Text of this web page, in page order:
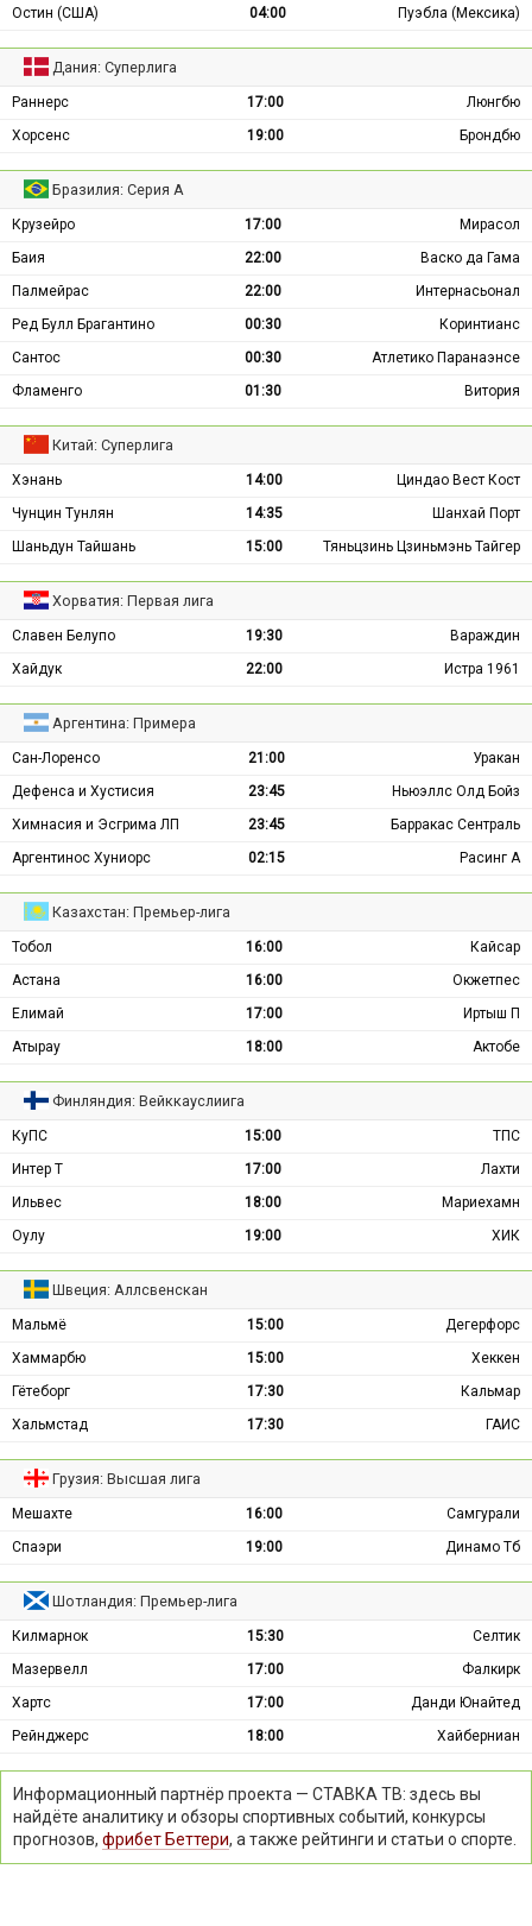
Остин (США)
04:00 Пуэбла (Мексика)
Дания: Суперлига
Раннерс 17:00
Люнгбю
Хорсенс
19:00 Брондбю
Бразилия: Серия А
Крузейро 17:00
Мирасол
Баия
22:00
Васко да Гама
Палмейрас
22:00
Интернасьонал
Ред Булл Брагантино
00:30
Коринтианс
Сантос
00:30
Атлетико Паранаэнсе
Фламенго
01:30 Витория
Китай: Суперлига
Хэнань 14:00
Циндао Вест Кост
Чунцин Тунлян
14:35
Шанхай Порт
Шаньдун Тайшань
15:00 Тяньцзинь Цзиньмэнь Тайгер
Хорватия: Первая лига
Славен Белупо 19:30
Вараждин
Хайдук
22:00 Истра 1961
Аргентина: Примера
Сан-Лоренсо 21:00
Уракан
Дефенса и Хустисия
23:45
Ньюэллс Олд Бойз
Химнасия и Эсгрима ЛП
23:45
Барракас Сентраль
Аргентинос Хуниорс
02:15 Расинг А
Казахстан: Премьер-лига
Тобол 16:00
Кайсар
Астана
16:00
Окжетпес
Елимай
17:00
Иртыш П
Атырау
18:00 Актобе
Финляндия: Вейккауслиига
КуПС 15:00
ТПС
Интер Т
17:00
Лахти
Ильвес
18:00
Мариехамн
Оулу
19:00 ХИК
Швеция: Аллсвенскан
Мальмё 15:00
Дегерфорс
Хаммарбю
15:00
Хеккен
Гётеборг
17:30
Кальмар
Хальмстад
17:30 ГАИС
Грузия: Высшая лига
Мешахте 16:00
Самгурали
Спаэри
19:00 Динамо Тб
Шотландия: Премьер-лига
Килмарнок 15:30
Селтик
Мазервелл
17:00
Фалкирк
Хартс
17:00
Данди Юнайтед
Рейнджерс
18:00 Хайберниан
Информационный партнёр проекта — СТАВКА ТВ: здесь вы
найдёте аналитику и обзоры спортивных событий, конкурсы
прогнозов, фрибет Беттери, а также рейтинги и статьи о спорте.